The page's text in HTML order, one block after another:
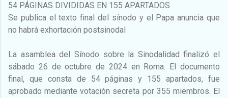
54 PÁGINAS DIVIDIDAS EN 155 APARTADOS
Se publica el texto final del sínodo y el Papa anuncia que
no habrá exhortación postsinodal
La asamblea del Sínodo sobre la Sinodalidad finalizó el
sábado 26 de octubre de 2024 en Roma. El documento
final, que consta de 54 páginas y 155 apartados, fue
aprobado mediante votación secreta por 355 miembros. El